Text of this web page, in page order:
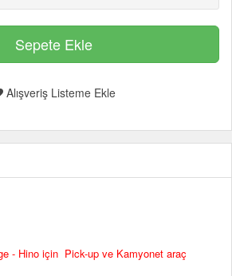
Alışveriş Listeme Ekle
- Hino için Pick-up ve Kamyonet araç